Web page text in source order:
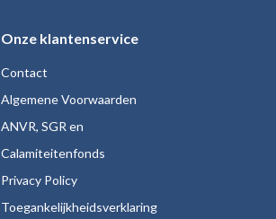
Onze klantenservice
Contact
Algemene Voorwaarden
ANVR, SGR en
Calamiteitenfonds
Privacy Policy
Toegankelijkheidsverklaring